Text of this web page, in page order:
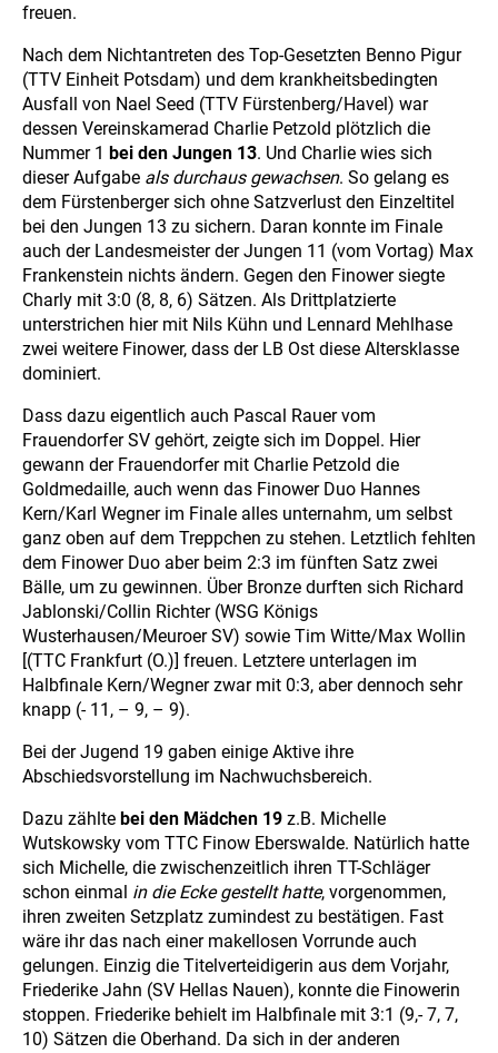
freuen.
Nach dem Nichtantreten des Top-Gesetzten Benno Pigur
(TTV Einheit Potsdam) und dem krankheitsbedingten
Ausfall von Nael Seed (TTV Fürstenberg/Havel) war
dessen Vereinskamerad Charlie Petzold plötzlich die
Nummer 1 bei den Jungen 13. Und Charlie wies sich
dieser Aufgabe als durchaus gewachsen. So gelang es
dem Fürstenberger sich ohne Satzverlust den Einzeltitel
bei den Jungen 13 zu sichern. Daran konnte im Finale
auch der Landesmeister der Jungen 11 (vom Vortag) Max
Frankenstein nichts ändern. Gegen den Finower siegte
Charly mit 3:0 (8, 8, 6) Sätzen. Als Drittplatzierte
unterstrichen hier mit Nils Kühn und Lennard Mehlhase
zwei weitere Finower, dass der LB Ost diese Altersklasse
dominiert.
Dass dazu eigentlich auch Pascal Rauer vom
Frauendorfer SV gehört, zeigte sich im Doppel. Hier
gewann der Frauendorfer mit Charlie Petzold die
Goldmedaille, auch wenn das Finower Duo Hannes
Kern/Karl Wegner im Finale alles unternahm, um selbst
ganz oben auf dem Treppchen zu stehen. Letztlich fehlten
dem Finower Duo aber beim 2:3 im fünften Satz zwei
Bälle, um zu gewinnen. Über Bronze durften sich Richard
Jablonski/Collin Richter (WSG Königs
Wusterhausen/Meuroer SV) sowie Tim Witte/Max Wollin
[(TTC Frankfurt (O.)] freuen. Letztere unterlagen im
Halbfinale Kern/Wegner zwar mit 0:3, aber dennoch sehr
knapp (- 11, – 9, – 9).
Bei der Jugend 19 gaben einige Aktive ihre
Abschiedsvorstellung im Nachwuchsbereich.
Dazu zählte bei den Mädchen 19 z.B. Michelle
Wutskowsky vom TTC Finow Eberswalde. Natürlich hatte
sich Michelle, die zwischenzeitlich ihren TT-Schläger
schon einmal in die Ecke gestellt hatte, vorgenommen,
ihren zweiten Setzplatz zumindest zu bestätigen. Fast
wäre ihr das nach einer makellosen Vorrunde auch
gelungen. Einzig die Titelverteidigerin aus dem Vorjahr,
Friederike Jahn (SV Hellas Nauen), konnte die Finowerin
stoppen. Friederike behielt im Halbfinale mit 3:1 (9,- 7, 7,
10) Sätzen die Oberhand. Da sich in der anderen